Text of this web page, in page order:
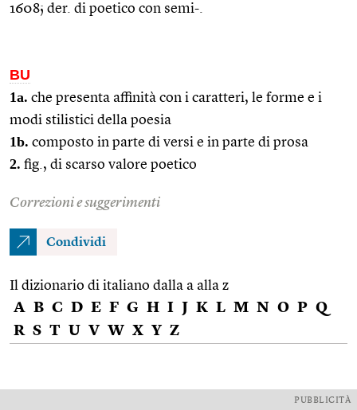
1608; der. di poetico con semi-.
BU
1a. che presenta affinità con i caratteri, le forme e i
modi stilistici della poesia
1b. composto in parte di versi e in parte di prosa
2. fig., di scarso valore poetico
Correzioni e suggerimenti
Condividi
Il dizionario di italiano dalla a alla z
A B C D E F G H I J K L M N O P Q
R S T U V W X Y Z
PUBBLICITÀ